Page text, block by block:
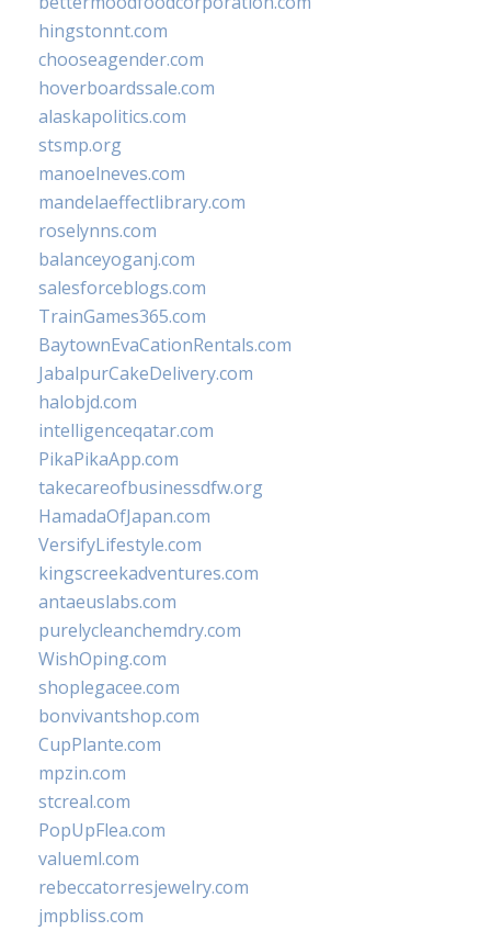
hingstonnt.com
chooseagender.com
hoverboardssale.com
alaskapolitics.com
stsmp.org
manoelneves.com
mandelaeffectlibrary.com
roselynns.com
balanceyoganj.com
salesforceblogs.com
TrainGames365.com
BaytownEvaCationRentals.com
JabalpurCakeDelivery.com
halobjd.com
intelligenceqatar.com
PikaPikaApp.com
takecareofbusinessdfw.org
HamadaOfJapan.com
VersifyLifestyle.com
kingscreekadventures.com
antaeuslabs.com
purelycleanchemdry.com
WishOping.com
shoplegacee.com
bonvivantshop.com
CupPlante.com
mpzin.com
stcreal.com
PopUpFlea.com
valueml.com
rebeccatorresjewelry.com
jmpbliss.com